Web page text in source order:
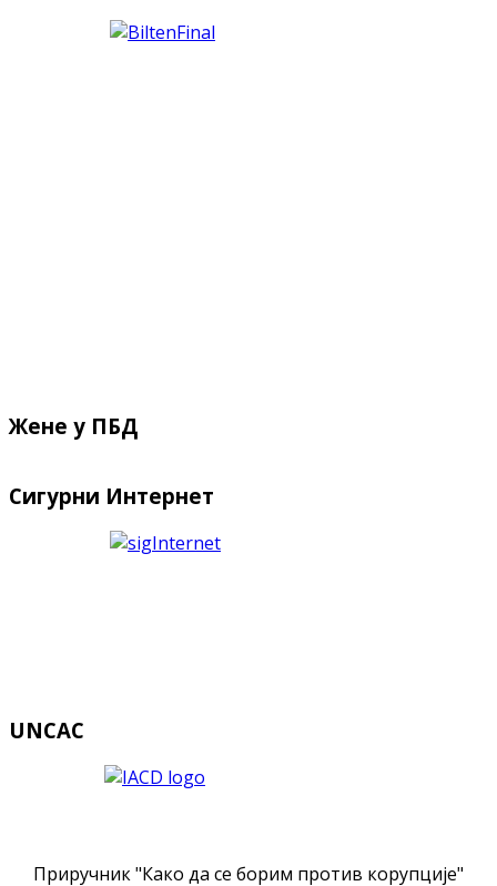
Жене у ПБД
Сигурни Интернет
UNCAC
Приручник "Како да се борим против корупције"